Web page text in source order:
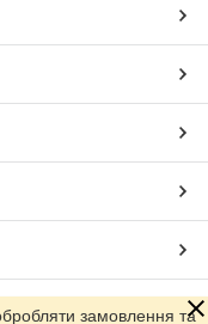
замовлення та